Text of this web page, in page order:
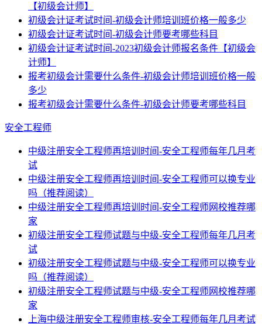
【初级会计师】
初级会计证考试时间-初级会计师培训班价格一般多少
初级会计证考试时间-初级会计师要考哪些科目
初级会计证考试时间-2023初级会计师报名条件【初级会
计师】
报考初级会计需要什么条件-初级会计师培训班价格一般
多少
报考初级会计需要什么条件-初级会计师要考哪些科目
安全工程师
中级注册安全工程师再培训时间-安全工程师每年几月考
试
中级注册安全工程师再培训时间-安全工程师可以换专业
吗（推荐阅读）
中级注册安全工程师再培训时间-安全工程师网校推荐哪
家
初级注册安全工程师试题与中级-安全工程师每年几月考
试
初级注册安全工程师试题与中级-安全工程师可以换专业
吗（推荐阅读）
初级注册安全工程师试题与中级-安全工程师网校推荐哪
家
上海中级注册安全工程师审核-安全工程师每年几月考试